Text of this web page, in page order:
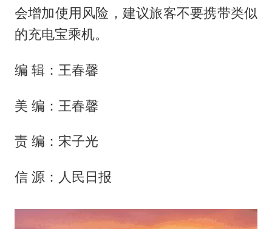
会增加使用风险，建议旅客不要携带类似
的充电宝乘机。
编 辑：王春馨
美 编：王春馨
责 编：宋子光
信 源：人民日报